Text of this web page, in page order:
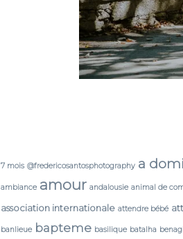
7 mois @fredericosantosphotography a
ambiance amour andalousie animal de
association internationale attendre bébé
banlieue bapteme basilique batalha